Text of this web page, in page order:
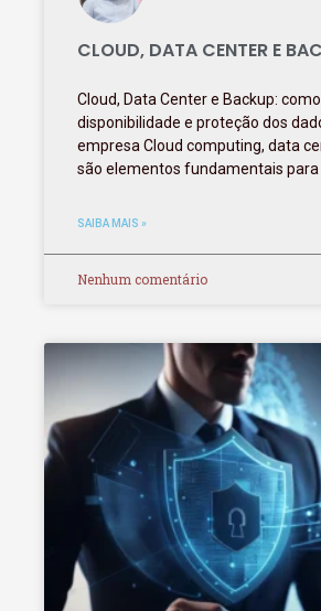
CLOUD, DATA CENTER E
Cloud, Data Center e Backup:
disponibilidade e proteção dos
empresa Cloud computing, data
são elementos fundamentais para
SAIBA MAIS »
Nenhum comentário